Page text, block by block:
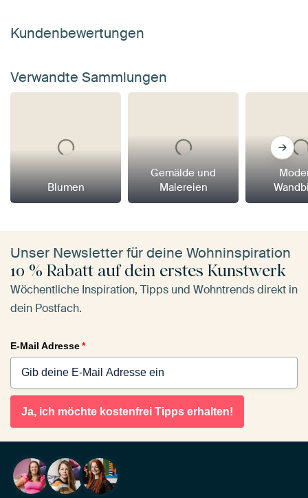
Kundenbewertungen
Verwandte Sammlungen
Blumen
Gemälde und
Malereien
Unser Newsletter für deine Wohninspiration
10 % Rabatt auf dein erstes Kunstwerk
Wöchentliche Inspiration, Tipps und Wohntrends direkt in
dein Postfach.
E-Mail Adresse*
Ja, ich möchte kostenfrei Tipps erhalten!